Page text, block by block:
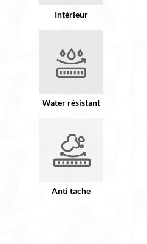
Intérieur
Water résistant
Anti tache